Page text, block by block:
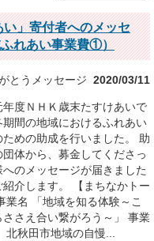
」寄付者へのメッセ
れあい事業費①）
とうメッセージ 2020/03/11
年度ＮＨＫ歳末たすけあいで
期間の地域におけるふれあい
ための助成を行いました。 助
団体から、募金してくださっ
へのメッセージが届きました
紹介します。 【まちなかトー
業名 「地域を知る体験～こ
ささえ合い繋がろう～」 事業
秋田市地域の自慢...